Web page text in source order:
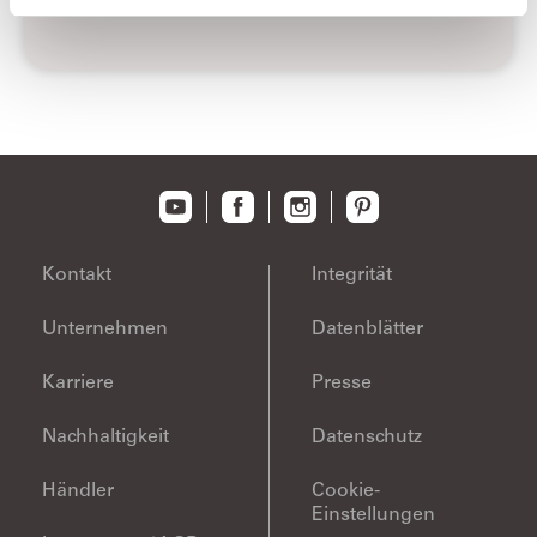
Kontakt
Unternehmen
Karriere
Nachhaltigkeit
Händler
Integrität
Datenblätter
Presse
Datenschutz
Cookie-
Einstellungen